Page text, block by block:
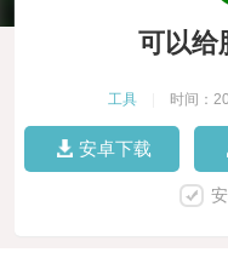
可以给
工具 时间：
安卓下载